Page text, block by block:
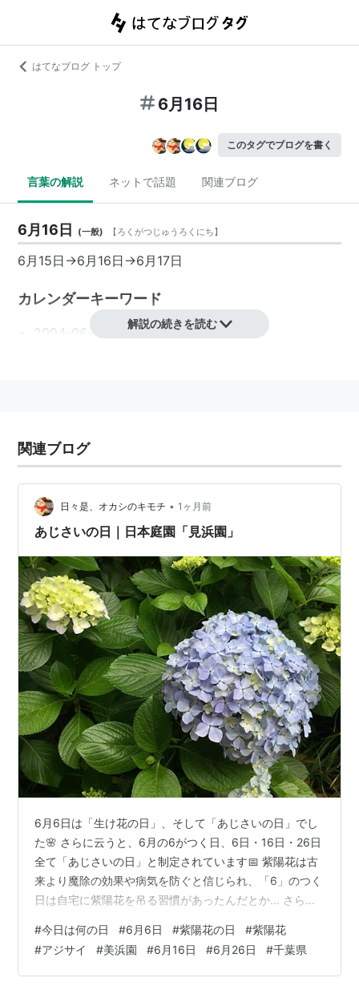
はてなブログ トップ
6月16日
このタグでブログを書く
言葉の解説 ネットで話題 関連ブログ
6月16日 (一般) 【ろくがつじゅうろくにち】
6月15日 →6月16日 →6月17日
カレンダーキーワード
2004-06-16
2009-06-16
記念日
麦とろの日
誕生
著名人
1939年 山本晋也 （映画監督）
フィクション
はてなダイアラー・はてなスタッフ
没
出来事
誕生花
カモミール 苦難に耐える
参照
6月16日 - Wikipedia
6月16日 今日は何の日〜毎日が記念日〜
http://www.d4.dion.ne.jp/~warapon/data00/birth-
解説の続きを読む
関連ブログ
日々是、オカシのキモチ • 1ヶ月前
あじさいの日｜日本庭園「見浜園」
6月6日は「生け花の日」、そして「あじさいの日」でし
た🌸 さらに云うと、6月の6がつく日、6日・16日・26日
全て「あじさいの日」と制定されています📅 紫陽花は古
来より魔除の効果や病気を防ぐと信じられ、「6」のつく
日は自宅に紫陽花を吊る習慣があったんだとか... さらに
陽花が見頃なことに由来しているそうです。 梅雨入り前
後は晴れたり曇ったりと落ち着かない空模様ながら終始
変わらないのはモワッと蒸し暑いこと💦 ついつい籠城の
#今日は何の日 #6月6日 #紫陽花の日 #紫陽花
#アジサイ #美浜園 #6月16日 #6月26日 #千葉県